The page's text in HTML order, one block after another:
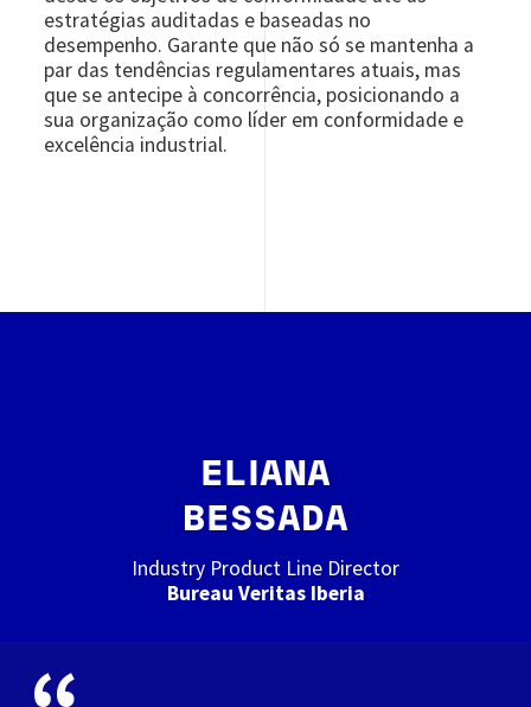
estratégias auditadas e baseadas no
desempenho. Garante que não só se mantenha a
par das tendências regulamentares atuais, mas
que se antecipe à concorrência, posicionando a
sua organização como líder em conformidade e
excelência industrial.
ELIANA
BESSADA
Industry Product Line Director
Bureau Veritas Iberia